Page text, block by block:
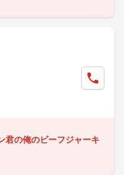
君の俺のビーフジャーキ